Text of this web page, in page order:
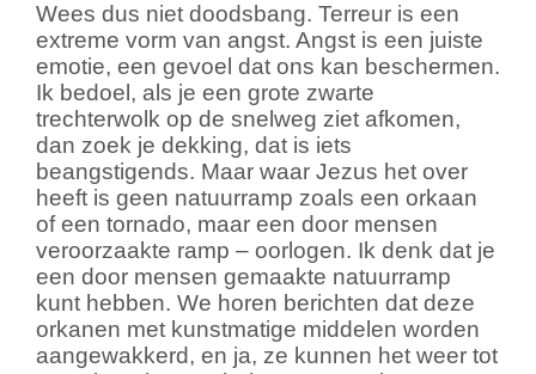
Wees dus niet doodsbang. Terreur is een
extreme vorm van angst. Angst is een juiste
emotie, een gevoel dat ons kan beschermen.
Ik bedoel, als je een grote zwarte
trechterwolk op de snelweg ziet afkomen,
dan zoek je dekking, dat is iets
beangstigends. Maar waar Jezus het over
heeft is geen natuurramp zoals een orkaan
of een tornado, maar een door mensen
veroorzaakte ramp – oorlogen. Ik denk dat je
een door mensen gemaakte natuurramp
kunt hebben. We horen berichten dat deze
orkanen met kunstmatige middelen worden
aangewakkerd, en ja, ze kunnen het weer tot